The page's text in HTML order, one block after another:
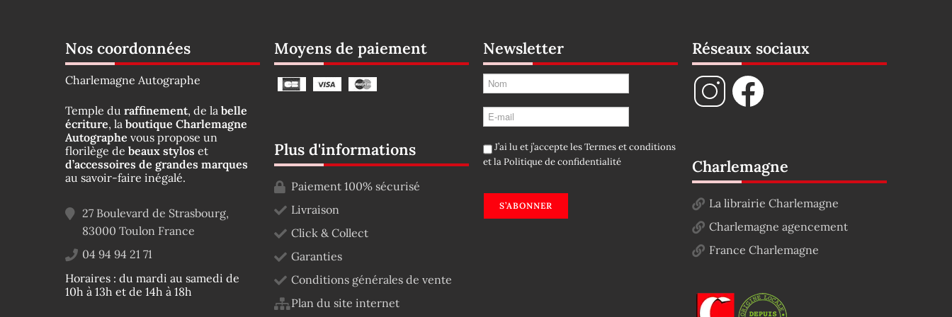
Nos coordonnées
Charlemagne Autographe
Temple du raffinement, de la belle
écriture, la boutique Charlemagne
Autographe vous propose un
florilège de beaux stylos et
d’accessoires de grandes marques
au savoir-faire inégalé.
27 Boulevard de Strasbourg,
83000 Toulon France
04 94 94 21 71
Horaires : du mardi au samedi de
10h à 13h et de 14h à 18h
Moyens de paiement
Plus d'informations
Paiement 100% sécurisé
Livraison
Click & Collect
Garanties
Conditions générales de vente
Plan du site internet
Newsletter
J’ai lu et j’accepte lesTermes et conditions
et laPolitique de confidentialité
S’ABONNER
Réseaux sociaux
Charlemagne
La librairie Charlemagne
Charlemagne agencement
France Charlemagne